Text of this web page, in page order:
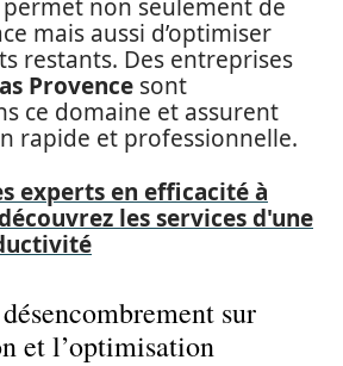
permet non seulement de
mais aussi d’optimiser
restants. Des entreprises
Provence sont
ce domaine et assurent
rapide et professionnelle.
experts en efficacité à
les services d'une
sur
et l’optimisation